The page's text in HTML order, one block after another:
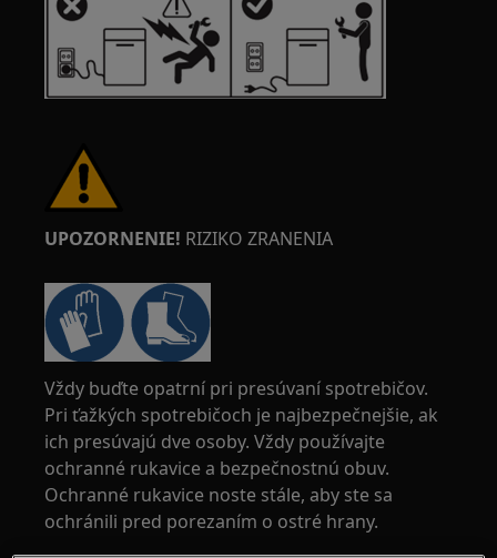
UPOZORNENIE! RIZIKO ZRANENIA
Vždy buďte opatrní pri presúvaní spotrebičov.
Pri ťažkých spotrebičoch je najbezpečnejšie, ak
ich presúvajú dve osoby. Vždy používajte
ochranné rukavice a bezpečnostnú obuv.
Ochranné rukavice noste stále, aby ste sa
ochránili pred porezaním o ostré hrany.